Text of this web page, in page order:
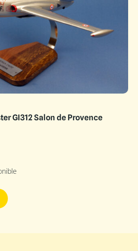
GI312 Salon de Provence